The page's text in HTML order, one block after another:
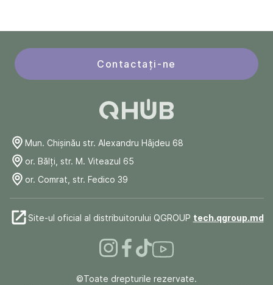
Contactați-ne
Mun. Chişinău str. Alexandru Hâjdeu 68
or. Bălți, str. M. Viteazul 65
or. Comrat, str. Fedico 39
Site-ul oficial al distribuitorului QGROUP tech.qgroup.md
©Toate drepturile rezervate.